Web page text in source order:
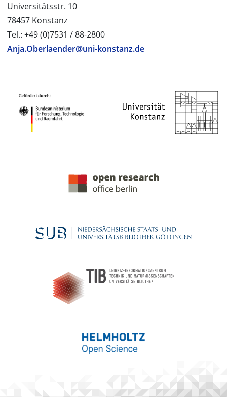
Universitätsstr. 10
78457 Konstanz
Tel.: +49 (0)7531 / 88-2800
Anja.Oberlaender@uni-konstanz.de